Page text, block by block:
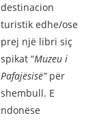
destinacion
turistik edhe/ose
prej një libri siç
spikat “Muzeu i
Pafajësisë”për
shembull. E
ndonëse